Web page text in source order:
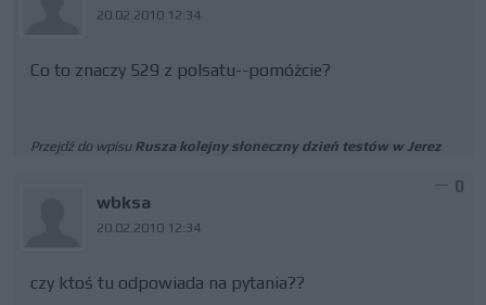
20.02.2010 12:34
Co to znaczy 529 z polsatu--pomóżcie?
Przejdź do wpisu Rusza kolejny słoneczny dzień testów w Jerez
wbksa
20.02.2010 12:34
0
czy ktoś tu odpowiada na pytania??